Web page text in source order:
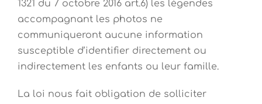
1321 du 7 octobre 2016 art.6) les légendes
accompagnant les photos ne
communiqueront aucune information
susceptible d’identifier directement ou
indirectement les enfants ou leur famille.
La loi nous fait obligation de solliciter